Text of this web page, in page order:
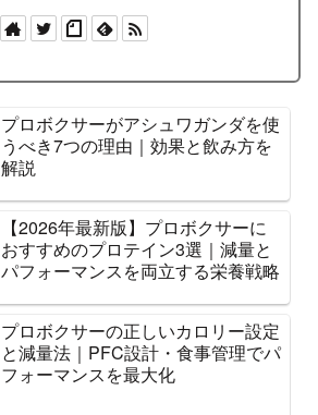
プロボクサーがアシュワガンダを使
うべき7つの理由｜効果と飲み方を
解説
【2026年最新版】プロボクサーに
おすすめのプロテイン3選｜減量と
パフォーマンスを両立する栄養戦略
プロボクサーの正しいカロリー設定
と減量法｜PFC設計・食事管理でパ
フォーマンスを最大化